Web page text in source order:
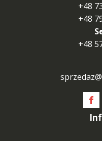
+48
+48
+48